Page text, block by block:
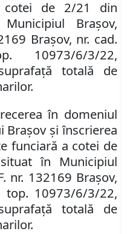
cotei de 2/21 din
Braşov,
Braşov, nr. cad.
10973/6/3/22,
totală de
în domeniul
Braşov şi înscrierea
funciară a cotei de
în Municipiul
nr. 132169 Braşov,
top. 10973/6/3/22,
totală de